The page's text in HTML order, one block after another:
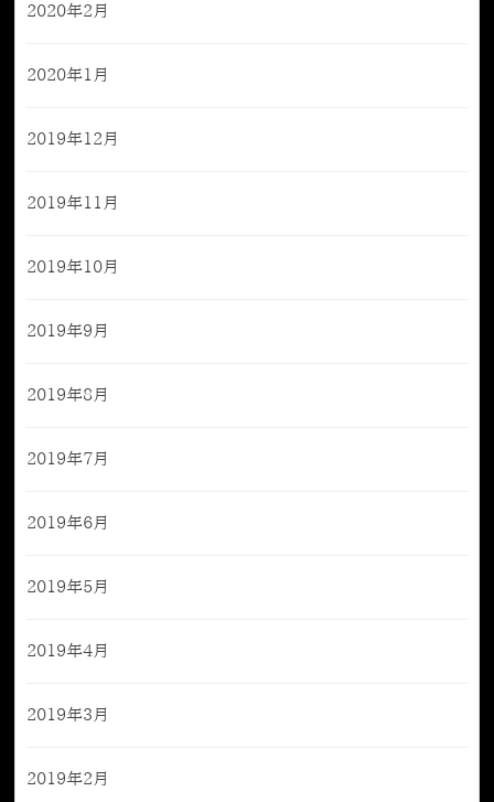
2020年2月
2020年1月
2019年12月
2019年11月
2019年10月
2019年9月
2019年8月
2019年7月
2019年6月
2019年5月
2019年4月
2019年3月
2019年2月